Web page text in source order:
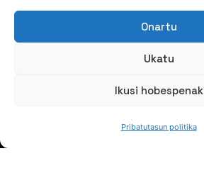
Onartu
Ukatu
Ikusi hobespenak
Pribatutasun politika